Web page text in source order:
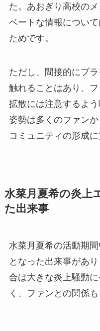
た。あおぎり高校の
ベートな情報につい
ためです。
ただし、間接的にプ
触れることはあり、
拡散には注意するよ
姿勢は多くのファン
コミュニティの形成に
水菜月夏希の炎上
た出来事
水菜月夏希の活動期
となった出来事があ
合は大きな炎上騒動
く、ファンとの関係